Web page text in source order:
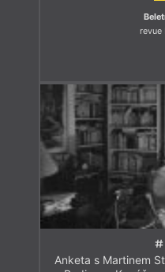
revue
Anketa s Martinem